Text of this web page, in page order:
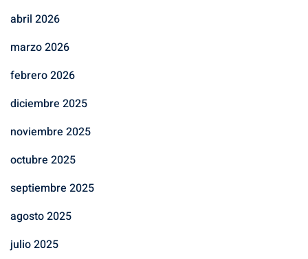
abril 2026
marzo 2026
febrero 2026
diciembre 2025
noviembre 2025
octubre 2025
septiembre 2025
agosto 2025
julio 2025